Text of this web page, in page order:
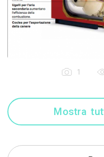
1
Mostra